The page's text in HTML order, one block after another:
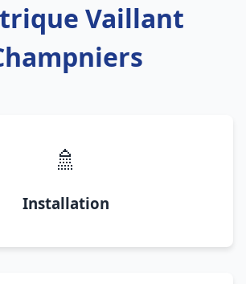
Vaillant
🚿
Installation